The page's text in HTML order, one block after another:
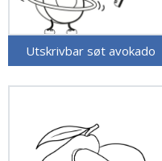
Utskrivbar søt avokado